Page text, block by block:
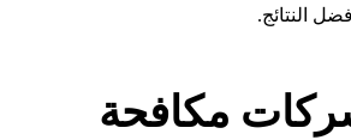
النتائج.
مكافحة